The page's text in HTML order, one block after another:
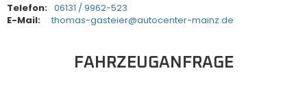
Telefon: 06131 / 9962-523
E-Mail:
thomas-gasteier@autocenter-mainz.de
FAHRZEUGANFRAGE